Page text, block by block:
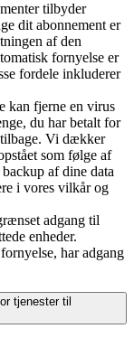
tilbyder
dit abonnement er
af den
fornyelse er
fordele inkluderer
kan fjerne en virus
du har betalt for
tilbage. Vi dækker
som følge af
af dine data
i vores vilkår og
adgang til
enheder.
har adgang
tjenester til